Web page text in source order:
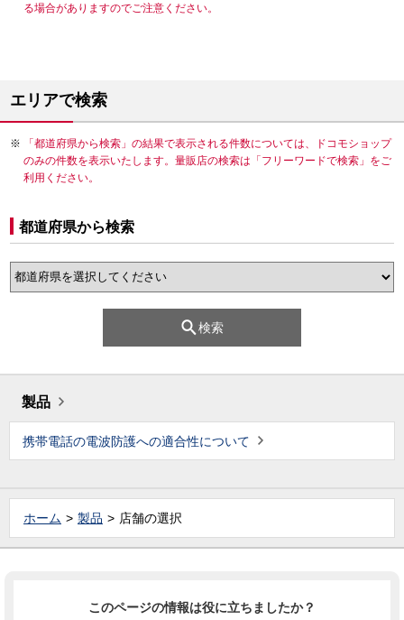
る場合がありますのでご注意ください。
エリアで検索
「都道府県から検索」の結果で表示される件数については、ドコモショップ
のみの件数を表示いたします。量販店の検索は「フリーワードで検索」をご
利用ください。
都道府県から検索
検索
製品
携帯電話の電波防護への適合性について
ホーム 製品 店舗の選択
このページの情報は役に立ちましたか？